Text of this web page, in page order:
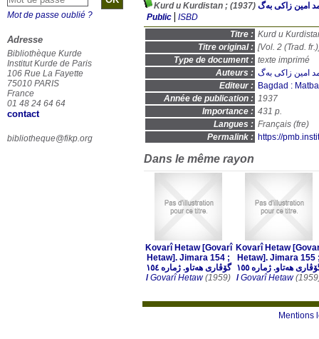
امین زاكی بەگ (1937)
Public
ISBD
Titre :
Titre original : [Vol. 2 (Trad.
Type de document : texte imprimé
Auteurs : امین زاكی بەگ
Editeur : Bagdad :
Année de publication : 1937
Importance : 431 p.
Langues : Français (fre)
Permalink : https://
Dans le même rayon
Kovarî Hetaw [Govarî
Hetaw]. Jimara 154 ;
گۆڤاری هەتاو. ژمارە ١٥٤
/Govarî Hetaw(1959)
Kovarî Hetaw
Hetaw]. Jimara 155
هەتاو. ژمارە ١٥٥
/Govarî Hetaw
Mentions
Mot de passe oublié ?
Adresse
Bibliothèque Kurde
Institut Kurde de Paris
106 Rue La Fayette
75010 PARIS
France
01 48 24 64 64
contact
bibliotheque@fikp.org